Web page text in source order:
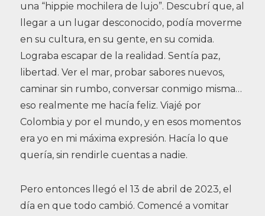
una “hippie mochilera de lujo”. Descubrí que, al
llegar a un lugar desconocido, podía moverme
en su cultura, en su gente, en su comida.
Lograba escapar de la realidad. Sentía paz,
libertad. Ver el mar, probar sabores nuevos,
caminar sin rumbo, conversar conmigo misma…
eso realmente me hacía feliz. Viajé por
Colombia y por el mundo, y en esos momentos
era yo en mi máxima expresión. Hacía lo que
quería, sin rendirle cuentas a nadie.
Pero entonces llegó el 13 de abril de 2023, el
día en que todo cambió. Comencé a vomitar